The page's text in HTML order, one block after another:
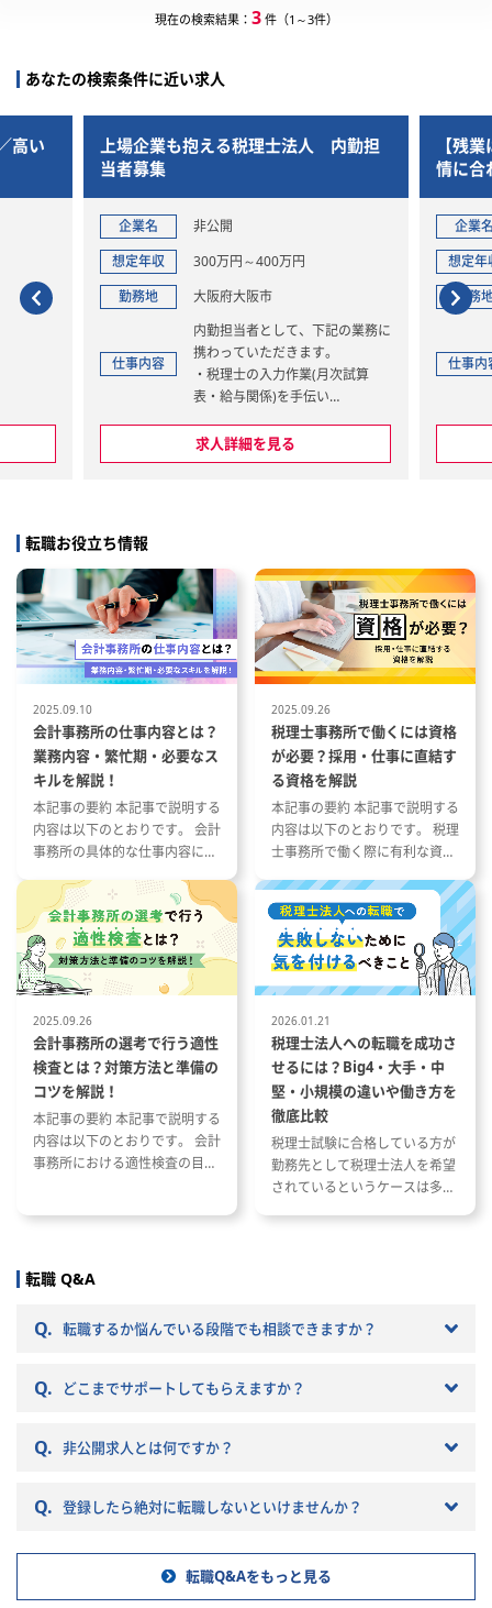
現在の検索結果： 3件（1～3件）
あなたの検索条件に近い求人
高い
上場企業も抱える税理士法人 内勤担
当者募集
企業名
非公開
想定年収
300万円～400万円
勤務地
大阪府大阪市
仕事内容
内勤担当者として、下記の業務に
携わっていただきます。
・税理士の入力作業(月次試算
表・給与関係)を手伝い
・事務所内での書類整理等
求人詳細を見る
【残
情に合
企業
想定年
勤務
仕事内
転職お役立ち情報
2025.09.10
会計事務所の仕事内容とは？
業務内容・繁忙期・必要なス
キルを解説！
本記事の要約 本記事で説明する
内容は以下のとおりです。 会計
事務所の具体的な仕事内容につ
繁忙期について 会計事務所で働
く際に役立つ資格や経験につい
て
2025.09.26
税理士事務所で働くには資格
が必要？採用・仕事に直結す
る資格を解説
本記事の要約 本記事で説明する
内容は以下のとおりです。 税理
士事務所で働く際に有利な資格
内容と資格が与える影響 資格や
スキルを活かした税理士事務所
への転職成功事例
2025.09.26
会計事務所の選考で行う適性
検査とは？対策方法と準備の
コツを解説！
本記事の要約 本記事で説明する
内容は以下のとおりです。 会計
事務所における適性検査の目的
2026.01.21
税理士法人への転職を成功さ
せるには？Big4・大手・中
堅・小規模の違いや働き方を
徹底比較
税理士試験に合格している方が
勤務先として税理士法人を希望
されているというケースは多い
ャリアプランに応じて自分に合
った税理士法人を選ぶことが非
税理士法人を選ぶとこんな筈で
税理士法人の特徴や税理士法人
さい。
転職 Q&A
Q. 転職するか悩んでいる段階でも相談できますか？
Q. どこまでサポートしてもらえますか？
Q. 非公開求人とは何ですか？
Q. 登録したら絶対に転職しないといけませんか？
転職Q&Aをもっと見る